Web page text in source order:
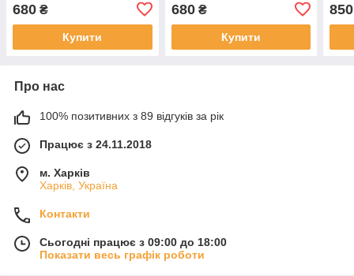
680 ₴
Купити
680₴
Купити
850
Про нас
100% позитивних з 89 відгуків за рік
Працює з 24.11.2018
м. Харків
Харків, Україна
Контакти
Сьогодні працює з 09:00 до 18:00
Показати весь графік роботи